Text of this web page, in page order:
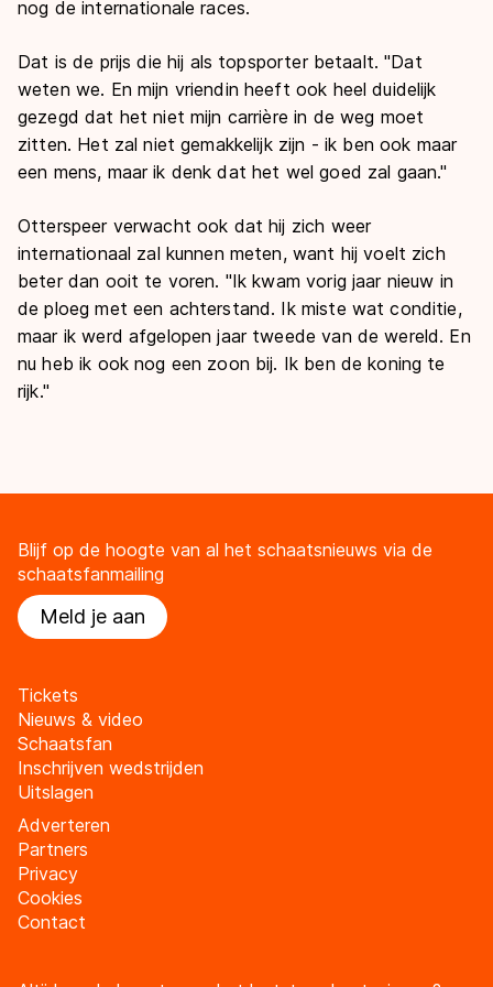
nog de internationale races.
Dat is de prijs die hij als topsporter betaalt. "Dat
weten we. En mijn vriendin heeft ook heel duidelijk
gezegd dat het niet mijn carrière in de weg moet
zitten. Het zal niet gemakkelijk zijn - ik ben ook maar
een mens, maar ik denk dat het wel goed zal gaan."
Otterspeer verwacht ook dat hij zich weer
internationaal zal kunnen meten, want hij voelt zich
beter dan ooit te voren. "Ik kwam vorig jaar nieuw in
de ploeg met een achterstand. Ik miste wat conditie,
maar ik werd afgelopen jaar tweede van de wereld. En
nu heb ik ook nog een zoon bij. Ik ben de koning te
rijk."
Blijf op de hoogte van al het schaatsnieuws via de
schaatsfanmailing
Meld je aan
Tickets
Nieuws & video
Schaatsfan
Inschrijven wedstrijden
Uitslagen
Adverteren
Partners
Privacy
Cookies
Contact